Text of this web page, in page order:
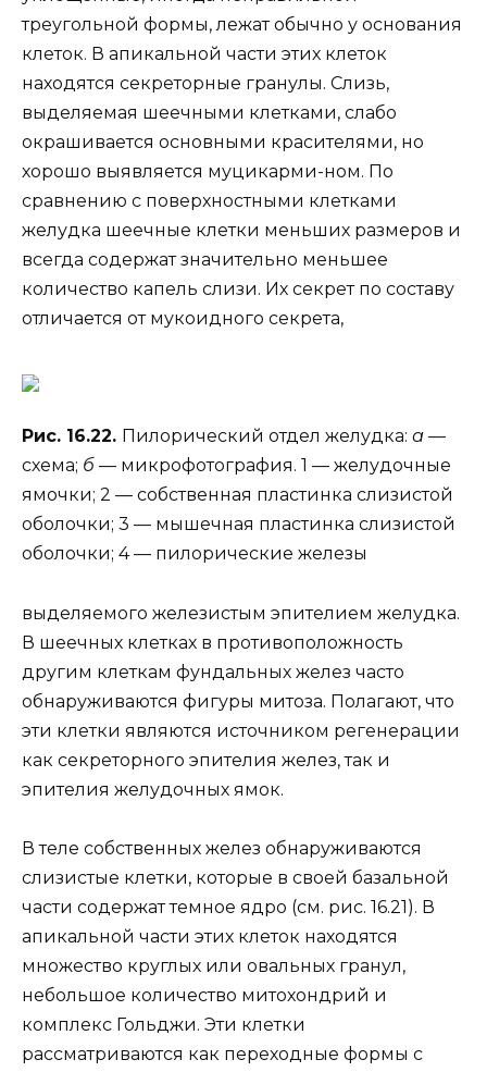
треугольной формы, лежат обычно у основания
клеток. В апикальной части этих клеток
находятся секреторные гранулы. Слизь,
выделяемая шеечными клетками, слабо
окрашивается основными красителями, но
хорошо выявляется муцикарми-ном. По
сравнению с поверхностными клетками
желудка шеечные клетки меньших размеров и
всегда содержат значительно меньшее
количество капель слизи. Их секрет по составу
отличается от мукоидного секрета,
Рис. 16.22. Пилорический отдел желудка: а —
схема; б — микрофотография. 1 — желудочные
ямочки; 2 — собственная пластинка слизистой
оболочки; 3 — мышечная пластинка слизистой
оболочки; 4 — пилорические железы
выделяемого железистым эпителием желудка.
В шеечных клетках в противоположность
другим клеткам фундальных желез часто
обнаруживаются фигуры митоза. Полагают, что
эти клетки являются источником регенерации
как секреторного эпителия желез, так и
эпителия желудочных ямок.
В теле собственных желез обнаруживаются
слизистые клетки, которые в своей базальной
части содержат темное ядро (см. рис. 16.21). В
апикальной части этих клеток находятся
множество круглых или овальных гранул,
небольшое количество митохондрий и
комплекс Гольджи. Эти клетки
рассматриваются как переходные формы с